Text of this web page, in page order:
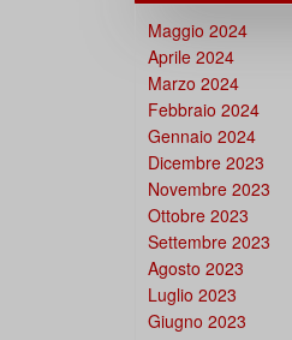
Maggio 2024
Aprile 2024
Marzo 2024
Febbraio 2024
Gennaio 2024
Dicembre 2023
Novembre 2023
Ottobre 2023
Settembre 2023
Agosto 2023
Luglio 2023
Giugno 2023